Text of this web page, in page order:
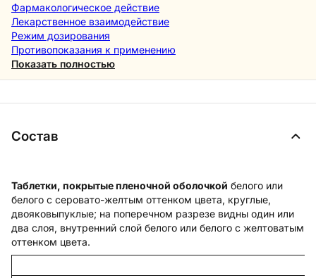
Фармакологическое действие
Лекарственное взаимодействие
Режим дозирования
Противопоказания к применению
Показать полностью
Состав
Таблетки, покрытые пленочной оболочкой белого или
белого с серовато-желтым оттенком цвета, круглые,
двояковыпуклые; на поперечном разрезе видны один или
два слоя, внутренний слой белого или белого с желтоватым
оттенком цвета.